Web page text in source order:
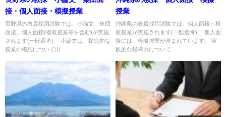
接・個人面接・模擬授業
長野県の教員採用試験では、小論文、集団
面接、個人面接(模擬授業等を含む)が実施
されます(一般選考)。 小論文は、探究的な
授業の構想について出...
授業
沖縄県の教員採用試験では、個人面接・模
擬授業が実施されます(一般選考)。 個人面
接には、模擬授業が含まれています。 実
践的な指導力について...